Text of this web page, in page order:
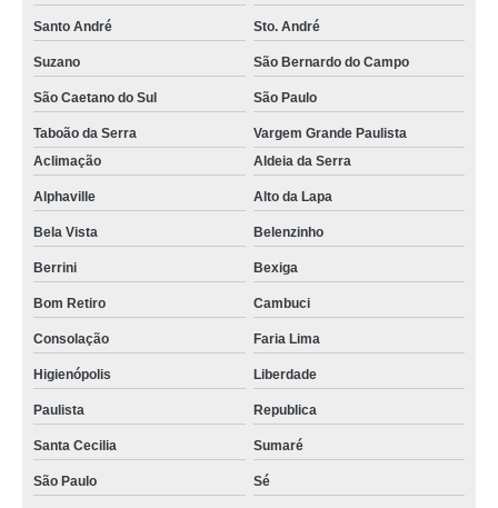
Santo André Sto. André
Suzano São Bernardo do Campo
São Caetano do Sul São Paulo
Taboão da Serra
Vargem Grande Paulista
Aclimação
Aldeia da Serra
Alphaville Alto da Lapa
Bela Vista Belenzinho
Berrini Bexiga
Bom Retiro Cambuci
Consolação Faria Lima
Higienópolis Liberdade
Paulista Republica
Santa Cecilia Sumaré
São Paulo Sé